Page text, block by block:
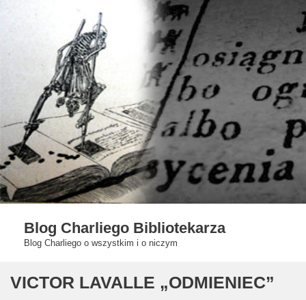
Blog Charliego Bibliotekarza
Blog Charliego o wszystkim i o niczym
VICTOR LAVALLE „ODMIENIEC”